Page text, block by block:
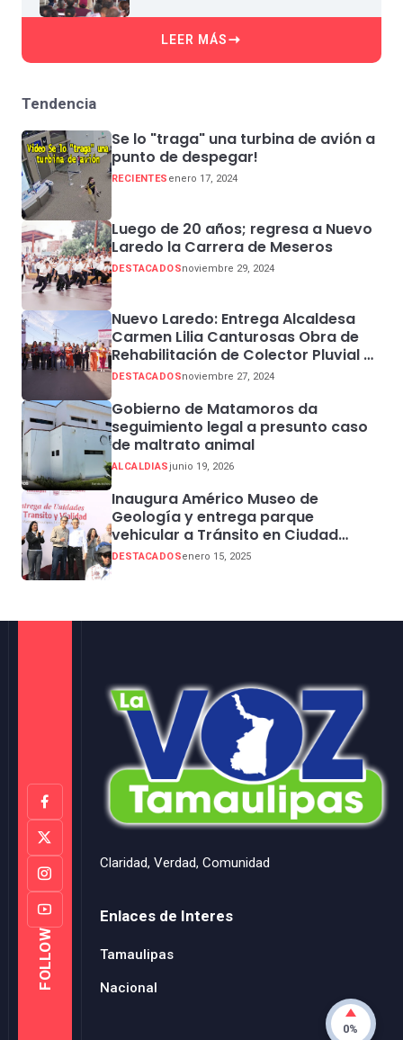
LEER MÁS
Tendencia
Se lo "traga" una turbina de avión a
punto de despegar!
RECIENTES enero 17, 2024
Luego de 20 años; regresa a Nuevo
Laredo la Carrera de Meseros
DESTACADOSnoviembre 29, 2024
Nuevo Laredo: Entrega Alcaldesa
Carmen Lilia Canturosas Obra de
Rehabilitación de Colector Pluvial en
Sector Centro
DESTACADOSnoviembre 27, 2024
Gobierno de Matamoros da
seguimiento legal a presunto caso
de maltrato animal
ALCALDIASjunio 19, 2026
Inaugura Américo Museo de
Geología y entrega parque
vehicular a Tránsito en Ciudad
Madero
DESTACADOSenero 15, 2025
FOLLOW
Claridad, Verdad, Comunidad
Enlaces de Interes
Tamaulipas
Nacional
0%